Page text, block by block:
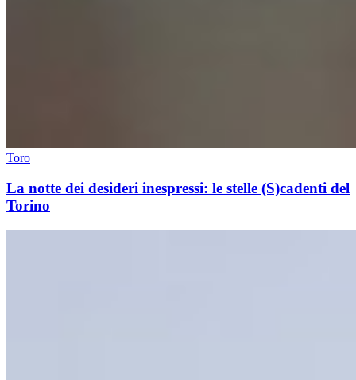
Toro
La notte dei desideri inespressi: le stelle (S)cadenti del
Torino